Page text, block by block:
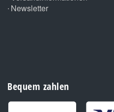
Newsletter
Bequem zahlen